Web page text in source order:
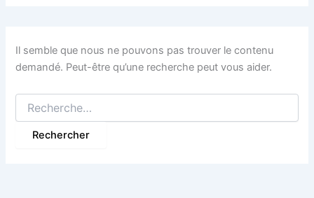
Il semble que nous ne pouvons pas trouver le contenu
demandé. Peut-être qu’une recherche peut vous aider.
Rechercher :